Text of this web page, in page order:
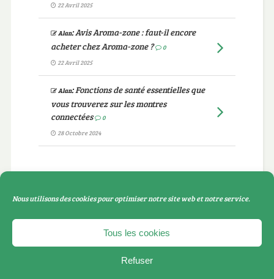
Nous utilisons des cookies pour optimiser notre site web et notre service.
Tous les cookies
Refuser
22 Avril 2025
Alan:Avis Aroma-zone : faut-il encore
acheter chez Aroma-zone ?
0
22 Avril 2025
Alan:Fonctions de santé essentielles que
vous trouverez sur les montres
connectées
0
28 Octobre 2024
Catégories